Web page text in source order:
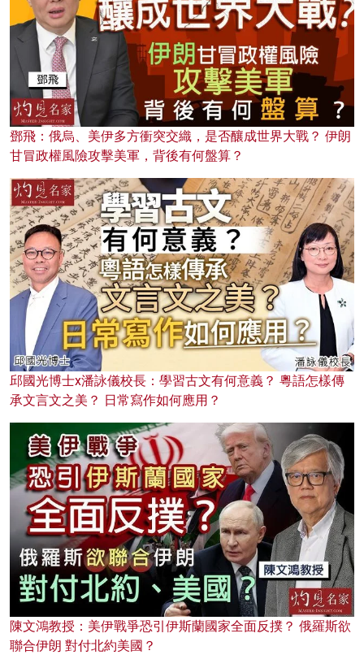
鄧飛：俄烏、美伊多方衝突交織，是否釀成世界大戰？ 伊朗
甘冒政權風險攻擊美軍，背後有何盤算？
邱國光博士x潘詠儀校長：學習古文有何意義？ 粵語怎樣傳
承文言文之美？ 日常寫作如何應用？
陳文鴻教授：美伊戰爭恐引伊斯蘭國家全面反撲？ 俄羅斯欲
聯合伊朗 對付北約美國？